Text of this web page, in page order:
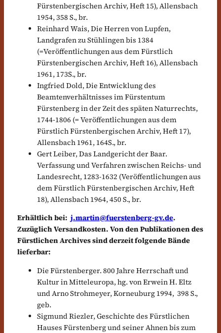
Fürstenbergischen Archiv, Heft 15), Allensbach
1954, 358 S., br.
Reinhard Wais, Die Herren von Lupfen,
Landgrafen zu Stühlingen bis 1384
(=Veröffentlichungen aus dem Fürstlich
Fürstenbergischen Archiv, Heft 16), Allensbach
1961, 173S., br.
Ingfried Dold, Die Entwicklung des
Beamtenverhältnisses im Fürstentum
Fürstenberg in der Zeit des späten Naturrechts,
1744-1806 (= Veröffentlichungen aus dem
Fürstlich Fürstenbergischen Archiv, Heft 17),
Allensbach 1961, 164S., br.
Gert Leiber, Das Landgericht der Baar.
Verfassung und Verfahren zwischen Reichs- und
Landesrecht, 1283-1632 (Veröffentlichungen aus
dem Fürstlich Fürstenbergischen Archiv, Heft
18), Allensbach 1964, 450 S., br.
Erhältlich bei: j.martin@fuerstenberg-gv.de.
Zuzüglich Versandkosten. Von den Publikationen des
Fürstlichen Archives sind derzeit folgende Bände
lieferbar:
Die Fürstenberger. 800 Jahre Herrschaft und
Kultur in Mitteleuropa, hg. von Erwein H. Eltz
und Arno Strohmeyer, Korneuburg 1994, 398 S.,
geb.
Sigmund Riezler, Geschichte des Fürstlichen
Hauses Fürstenberg und seiner Ahnen bis zum